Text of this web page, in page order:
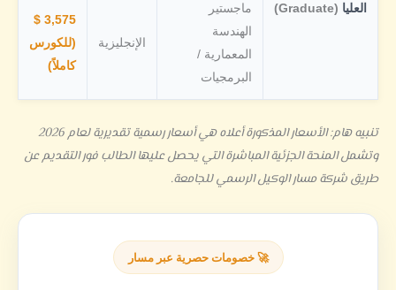
العليا (Graduate)
ماجستير
الهندسة
المعمارية /
البرمجيات
الإنجليزية
3,575 $
(للكورس
كاملاً)
تنبيه هام: الأسعار المذكورة أعلاه هي أسعار رسمية تقديرية لعام 2026
وتشمل المنحة الجزئية المباشرة التي يحصل عليها الطالب فور التقديم عن
طريق شركة مسار الوكيل الرسمي للجامعة.
🚀 خصومات حصرية عبر مسار